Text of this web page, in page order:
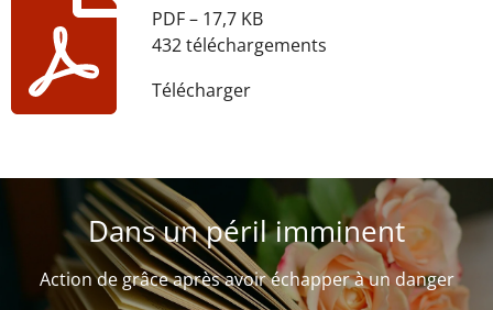
PDF – 17,7 KB
432 téléchargements
Télécharger
Dans un péril imminent
Action de grâce après avoir échapper à un danger